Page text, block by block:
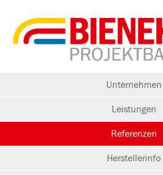
Unternehmen
Leistungen
Referenzen
Herstellerinfo